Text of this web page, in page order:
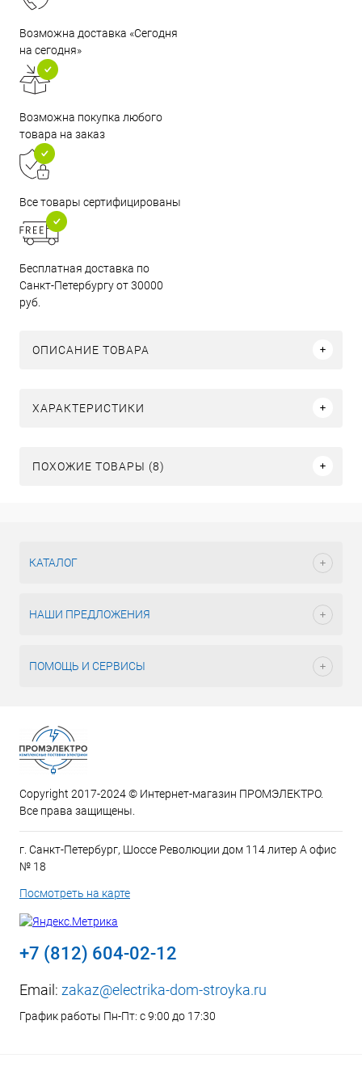
Возможна доставка «Сегодня
на сегодня»
Возможна покупка любого
товара на заказ
Все товары сертифицированы
Бесплатная доставка по
Санкт-Петербургу от 30000
руб.
ОПИСАНИЕ ТОВАРА
ХАРАКТЕРИСТИКИ
ПОХОЖИЕ ТОВАРЫ (8)
КАТАЛОГ
НАШИ ПРЕДЛОЖЕНИЯ
ПОМОЩЬ И СЕРВИСЫ
Copyright 2017-2024 © Интернет-магазин ПРОМЭЛЕКТРО.
Все права защищены.
г. Санкт-Петербург, Шоссе Революции дом 114 литер А офис
№ 18
Посмотреть на карте
+7 (812) 604-02-12
Email: zakaz@electrika-dom-stroyka.ru
График работы Пн-Пт: с 9:00 до 17:30